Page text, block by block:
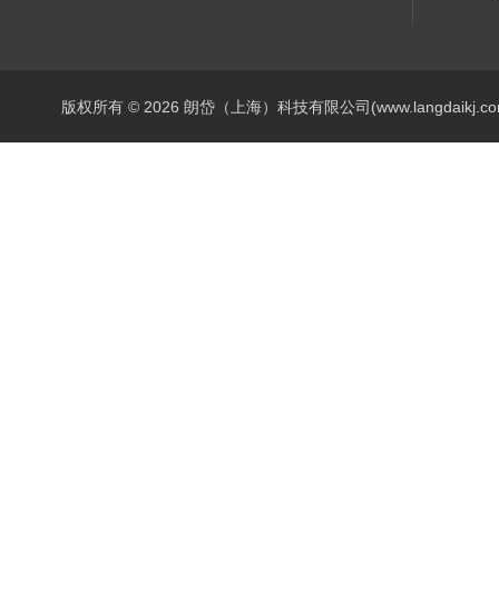
版权所有 © 2026 朗岱（上海）科技有限公司